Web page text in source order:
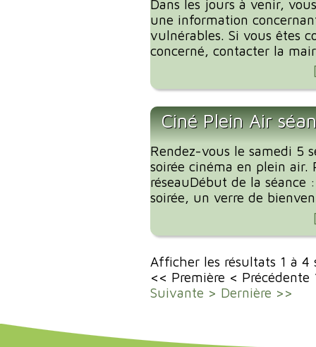
Dans les jours à venir,
une information
vulnérables. Si vous êtes
concerné, contacter la
Ciné Plein Air
Rendez-vous le samedi 5
soirée cinéma en plein
réseauDébut de la
soirée, un verre de
Afficher les résultats 1 à
<< Première < Précédente
Suivante > Dernière >>